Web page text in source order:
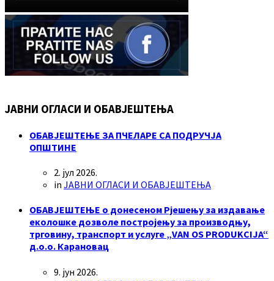
ЈАВНИ ОГЛАСИ И ОБАВЈЕШТЕЊА
ОБАВЈЕШТЕЊЕ ЗА ПЧЕЛАРЕ СА ПОДРУЧЈА
ОПШТИНЕ
2. јул 2026.
in ЈАВНИ ОГЛАСИ И ОБАВЈЕШТЕЊА
ОБАВЈЕШТЕЊЕ о донесеном Рјешењу за издавање
еколошке дозволе постројењу за производњу,
трговину, транспорт и услуге „VAN OS PRODUKCIJA“
д.о.о. Карановац
9. јун 2026.